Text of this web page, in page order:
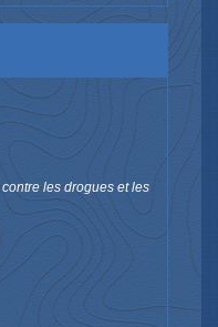
les drogues et les